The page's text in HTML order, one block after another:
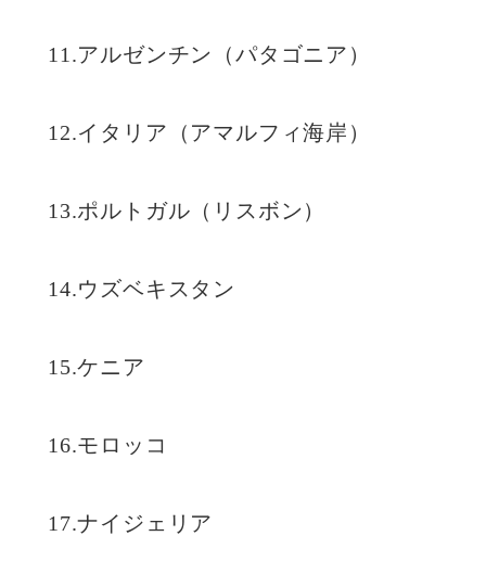
11.アルゼンチン（パタゴニア）
12.イタリア（アマルフィ海岸）
13.ポルトガル（リスボン）
14.ウズベキスタン
15.ケニア
16.モロッコ
17.ナイジェリア